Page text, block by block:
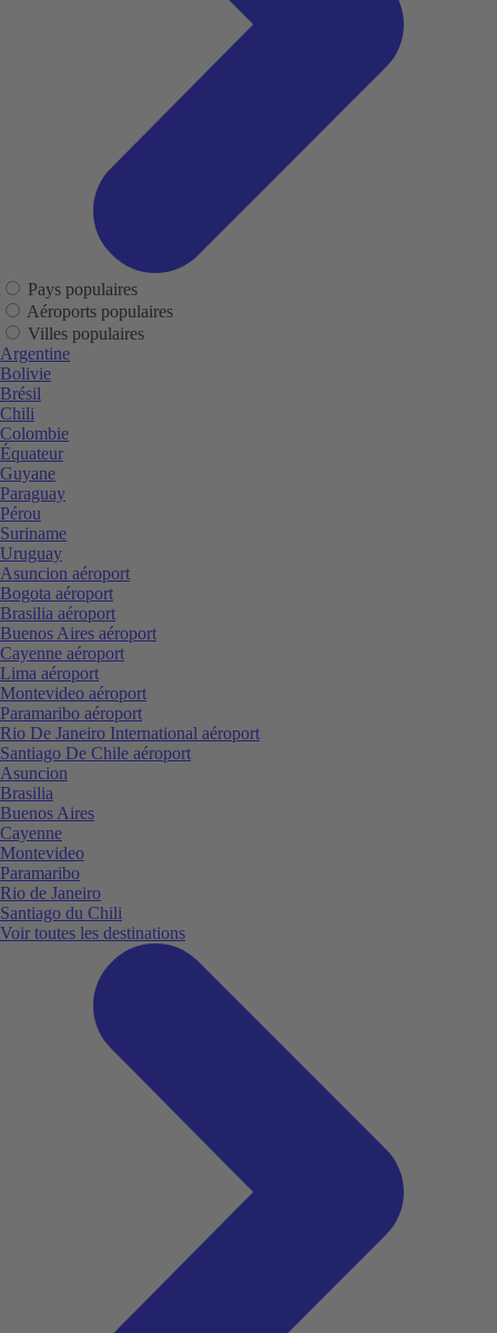
Pays populaires
Aéroports populaires
Villes populaires
Argentine
Bolivie
Brésil
Chili
Colombie
Équateur
Guyane
Paraguay
Pérou
Suriname
Uruguay
Asuncion aéroport
Bogota aéroport
Brasilia aéroport
Buenos Aires aéroport
Cayenne aéroport
Lima aéroport
Montevideo aéroport
Paramaribo aéroport
Rio De Janeiro International aéroport
Santiago De Chile aéroport
Asuncion
Brasilia
Buenos Aires
Cayenne
Montevideo
Paramaribo
Rio de Janeiro
Santiago du Chili
Voir toutes les destinations